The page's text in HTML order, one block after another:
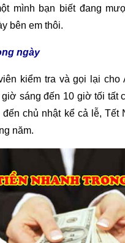
năm.
mặt tiêu dùng